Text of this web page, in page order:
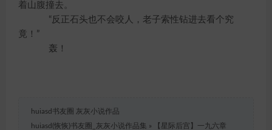
着山腹撞去。
“反正石头也不会咬人，老子索性钻进去看个究
竟！”
轰！
huiasd书友圈 灰灰小说作品
huiasd(恢恢)书友圈_灰灰小说作品集 » 【星际后宫】一九六章